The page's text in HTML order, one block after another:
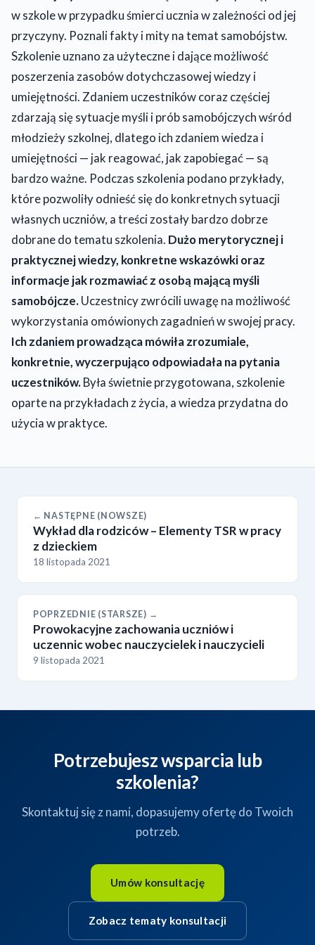
w szkole w przypadku śmierci ucznia w zależności od jej
przyczyny. Poznali fakty i mity na temat samobójstw.
Szkolenie uznano za użyteczne i dające możliwość
poszerzenia zasobów dotychczasowej wiedzy i
umiejętności. Zdaniem uczestników coraz częściej
zdarzają się sytuacje myśli i prób samobójczych wśród
młodzieży szkolnej, dlatego ich zdaniem wiedza i
umiejętności — jak reagować, jak zapobiegać — są
bardzo ważne. Podczas szkolenia podano przykłady,
które pozwoliły odnieść się do konkretnych sytuacji
własnych uczniów, a treści zostały bardzo dobrze
dobrane do tematu szkolenia. Dużo merytorycznej i
praktycznej wiedzy, konkretne wskazówki oraz
informacje jak rozmawiać z osobą mającą myśli
samobójcze. Uczestnicy zwrócili uwagę na możliwość
wykorzystania omówionych zagadnień w swojej pracy.
Ich zdaniem prowadząca mówiła zrozumiale,
konkretnie, wyczerpująco odpowiadała na pytania
uczestników. Była świetnie przygotowana, szkolenie
oparte na przykładach z życia, a wiedza przydatna do
użycia w praktyce.
← NASTĘPNE (NOWSZE)
Wykład dla rodziców – Elementy TSR w pracy
z dzieckiem
18 listopada 2021
POPRZEDNIE (STARSZE) →
Prowokacyjne zachowania uczniów i
uczennic wobec nauczycielek i nauczycieli
9 listopada 2021
Potrzebujesz wsparcia lub
szkolenia?
Skontaktuj się z nami, dopasujemy ofertę do Twoich
potrzeb.
Umów konsultację
Zobacz tematy konsultacji